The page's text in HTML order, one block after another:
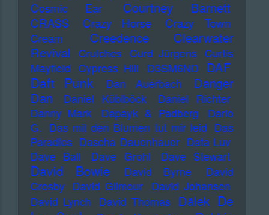
Cosmic Ear
Courtney Barnett
CRASS Crazy Horse Crazy Town
Cream
Creedence Clearwater
Revival
Crutches Curd Jürgens Curtis
Mayfield Cypress Hill D3SM6ND DAF
Daft Punk Dan Auerbach
Danger
Dan
Daniel Küblböck
Daniel Richter
Danny Mark
Dapayk & Padberg
Dario
G. Das mit den Blumen tut mir leid Das
Paradies Dascha Dauenhauer Data Luv
Dave Ball
Dave Grohl Dave Stewart
David Bowie David Byrne
David
Crosby David Gilmour David Johansen
David Lynch David Thomas Dälek De